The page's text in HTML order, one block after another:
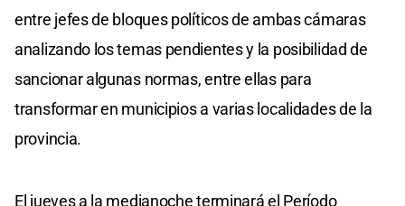
entre jefes de bloques políticos de ambas cámaras
analizando los temas pendientes y la posibilidad de
sancionar algunas normas, entre ellas para
transformar en municipios a varias localidades de la
provincia.
El jueves a la medianoche terminará el Período